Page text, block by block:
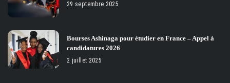
29 septembre 2025
Bourses Ashinaga pour étudier en France – Appel à
candidatures 2026
2 juillet 2025